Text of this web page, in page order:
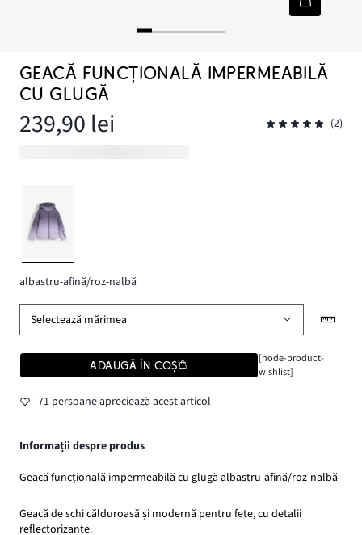
GEACĂ FUNCȚIONALĂ IMPERMEABILĂ
CU GLUGĂ
239,90 lei (2)
albastru-afină/roz-nalbă
Selectează mărimea
ADAUGĂ ÎN COȘ
[node-product-
wishlist]
71 persoane apreciează acest articol
Informații despre produs
Geacă funcțională impermeabilă cu glugă albastru-afină/roz-nalbă
Geacă de schi călduroasă și modernă pentru fete, cu detalii
reflectorizante.